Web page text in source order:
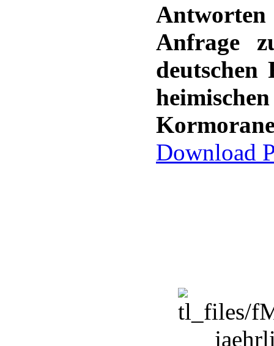
Antworten
Anfrage
Download